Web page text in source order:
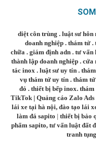
diệt côn trùng . luật sư hôn
doanh nghiệp . thám tử .
chữa . giám định adn. tư vấn
thành lập doanh nghiệp . cửa
tác inox . luật sư uy tín.
vụ thám tử uy tín . thám
đỏ . thiết bị bếp inox. thám
TikTok | Quảng cáo Zalo Ads
lái xe tại hà nội, đào tạo lái
làm đá sapito | thiết bị bảo
phẩm sapito, tư vấn luật đất
tranh tụng